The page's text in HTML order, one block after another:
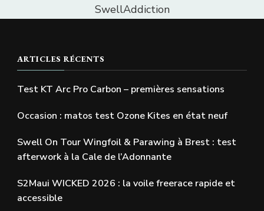
SwellAddiction
ARTICLES RÉCENTS
Test KT Arc Pro Carbon – premières sensations
Occasion : matos test Ozone Kites en état neuf
Swell On Tour Wingfoil & Parawing à Brest : test
afterwork à la Cale de l’Adonnante
S2Maui WICKED 2026 : la voile freerace rapide et
accessible